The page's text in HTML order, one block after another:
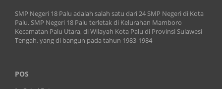
SMP Negeri 18 Palu adalah salah satu dari 24 SMP Negeri di Kota
Palu. SMP Negeri 18 Palu terletak di Kelurahan Mamboro
Kecamatan Palu Utara, di Wilayah Kota Palu di Provinsi Sulawesi
Tengah, yang di bangun pada tahun 1983-1984
POS